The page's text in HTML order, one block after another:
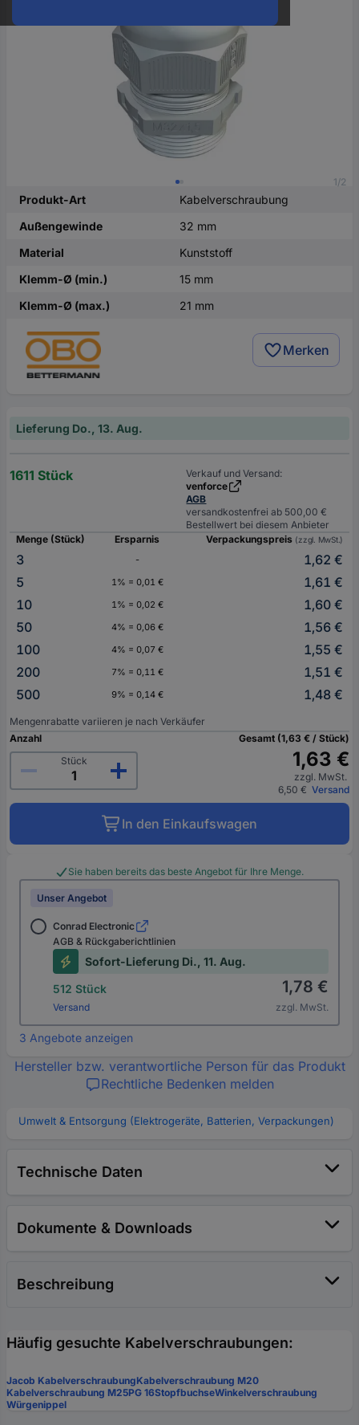
1/2
Produkt-Art
Kabelverschraubung
Außengewinde
32 mm
Material
Kunststoff
Klemm-Ø (min.)
15 mm
Klemm-Ø (max.)
21 mm
Merken
Lieferung Do., 13. Aug.
1611 Stück
Verkauf und Versand:
venforce
AGB
versandkostenfrei ab 500,00 €
Bestellwert bei diesem Anbieter
Menge (Stück)
Ersparnis Verpackungspreis (zzgl. MwSt.)
3 -
1,62 €
5
1% = 0,01 €
1,61 €
10
1% = 0,02 €
1,60 €
50
4% = 0,06 €
1,56 €
100
4% = 0,07 €
1,55 €
200
7% = 0,11 €
1,51 €
500
9% = 0,14 € 1,48 €
Mengenrabatte variieren je nach Verkäufer
Anzahl
Stück
Gesamt (1,63 € / Stück)
1,63 €
zzgl. MwSt.
6,50 € Versand
In den Einkaufswagen
Sie haben bereits das beste Angebot für Ihre Menge.
Unser Angebot
Conrad Electronic
AGB & Rückgaberichtlinien
Sofort-Lieferung Di., 11. Aug.
512 Stück
Versand
1,78 €
zzgl. MwSt.
3 Angebote anzeigen
Hersteller bzw. verantwortliche Person für das Produkt
Rechtliche Bedenken melden
Umwelt & Entsorgung (Elektrogeräte, Batterien, Verpackungen)
Technische Daten
Dokumente & Downloads
Beschreibung
Häufig gesuchte Kabelverschraubungen:
Jacob KabelverschraubungKabelverschraubung M20
Kabelverschraubung M25PG 16StopfbuchseWinkelverschraubung
Würgenippel